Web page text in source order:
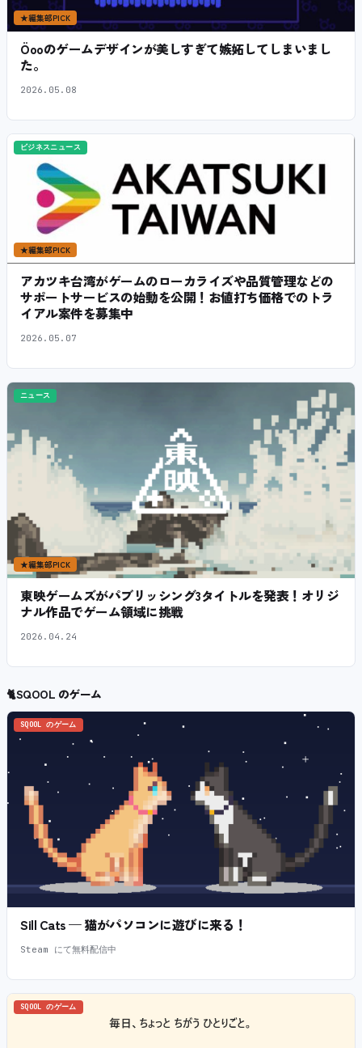
★編集部PICK
Öooのゲームデザインが美しすぎて嫉妬してしまいまし
た。
2026.05.08
ビジネスニュース
★編集部PICK
アカツキ台湾がゲームのローカライズや品質管理などの
サポートサービスの始動を公開！お値打ち価格でのトラ
イアル案件を募集中
2026.05.07
ニュース
★編集部PICK
東映ゲームズがパブリッシング3タイトルを発表！オリジ
ナル作品でゲーム領域に挑戦
2026.04.24
🐈SQOOL のゲーム
SQOOL のゲーム
Sill Cats — 猫がパソコンに遊びに来る！
Steam にて無料配信中
SQOOL のゲーム